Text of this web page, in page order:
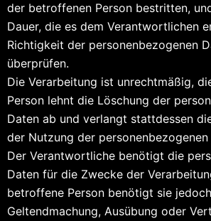
der betroffenen Person bestritten,
Dauer, die es dem Verantwortlichen
Richtigkeit der personenbezogenen
überprüfen.
Die Verarbeitung ist unrechtmäßig,
Person lehnt die Löschung der
Daten ab und verlangt stattdessen
der Nutzung der personenbezogenen
Der Verantwortliche benötigt die
Daten für die Zwecke der
betroffene Person benötigt sie
Geltendmachung, Ausübung oder